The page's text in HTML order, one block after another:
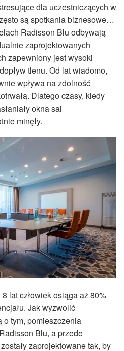
dla uczestniczących w
są spotkania biznesowe…
Radisson Blu odbywają
zaprojektowanych
zapewniony jest wysoki
tlenu. Od lat wiadomo,
wpływa na zdolność
Dlatego czasy, kiedy
okna sal
minęły.
lat człowiek osiąga aż 80%
Jak wyzwolić
o tym, pomieszczenia
Blu, a przede
zaprojektowane tak, by